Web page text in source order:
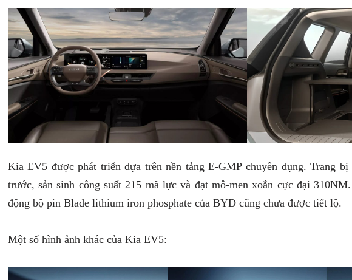
Kia EV5 được phát triển dựa trên nền tảng E-GMP chuyên dụng. Trang
trước, sản sinh công suất 215 mã lực và đạt mô-men xoắn cực đại
động bộ pin Blade lithium iron phosphate của BYD cũng chưa được tiết lộ.
Một số hình ảnh khác của Kia EV5: